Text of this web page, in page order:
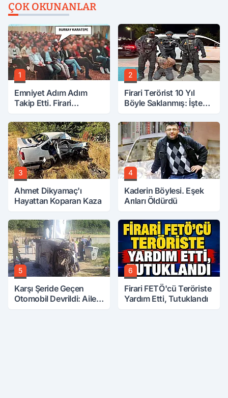
ÇOK OKUNANLAR
1
Emniyet Adım Adım
Takip Etti. Firari
Toplantıda Ele Verdi.
2
Firari Terörist 10 Yıl
Böyle Saklanmış: İşte
3
Ahmet Dikyamaç'ı
Hayattan Koparan Kaza
4
Kaderin Böylesi. Eşek
Arıları Öldürdü
5
Karşı Şeride Geçen
Otomobil Devrildi: Aile
6
Firari FETÖ'cü Teröriste
Yardım Etti, Tutuklandı